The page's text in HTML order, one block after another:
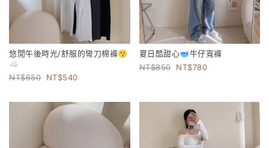
悠閒午後時光/舒服的彎刀棉褲😗
☁️
650
540
夏日酷甜心🥣牛仔寬褲
850
780